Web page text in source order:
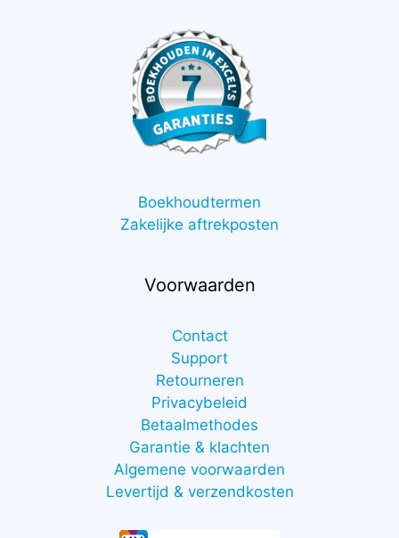
Boekhoudtermen
Zakelijke aftrekposten
Voorwaarden
Contact
Support
Retourneren
Privacybeleid
Betaalmethodes
Garantie & klachten
Algemene voorwaarden
Levertijd & verzendkosten